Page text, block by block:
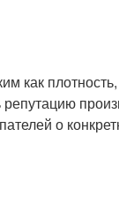
как
репутацию
о